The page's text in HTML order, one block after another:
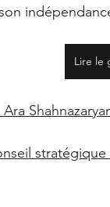
Lire le